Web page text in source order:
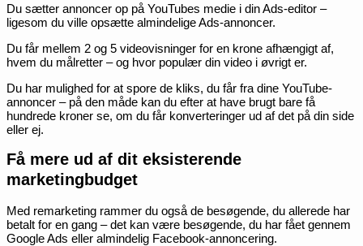
Du sætter annoncer op på YouTubes medie i din Ads-editor –
ligesom du ville opsætte almindelige Ads-annoncer.
Du får mellem 2 og 5 videovisninger for en krone afhængigt af,
hvem du målretter – og hvor populær din video i øvrigt er.
Du har mulighed for at spore de kliks, du får fra dine YouTube-
annoncer – på den måde kan du efter at have brugt bare få
hundrede kroner se, om du får konverteringer ud af det på din side
eller ej.
Få mere ud af dit eksisterende
marketingbudget
Med remarketing rammer du også de besøgende, du allerede har
betalt for en gang – det kan være besøgende, du har fået gennem
Google Ads eller almindelig Facebook-annoncering.